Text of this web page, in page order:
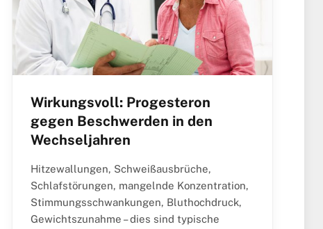
Wirkungsvoll: Progesteron
gegen Beschwerden in den
Wechseljahren
Hitzewallungen, Schweißausbrüche,
Schlafstörungen, mangelnde Konzentration,
Stimmungsschwankungen, Bluthochdruck,
Gewichtszunahme – dies sind typische